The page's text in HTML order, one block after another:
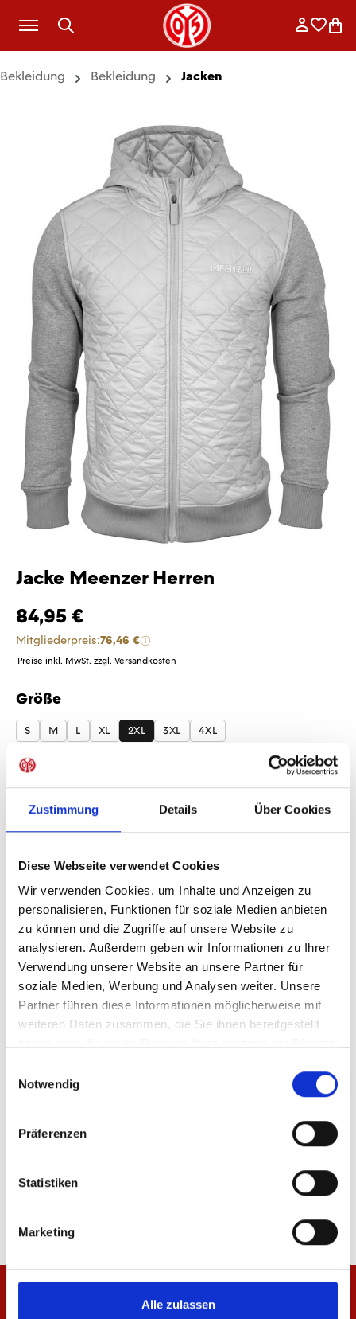
Zustimmung Details Über Cookies
Diese Webseite verwendet Cookies
Wir verwenden Cookies, um Inhalte und Anzeigen zu
personalisieren, Funktionen für soziale Medien anbieten
zu können und die Zugriffe auf unsere Website zu
analysieren. Außerdem geben wir Informationen zu Ihrer
Verwendung unserer Website an unsere Partner für
soziale Medien, Werbung und Analysen weiter. Unsere
Partner führen diese Informationen möglicherweise mit
weiteren Daten zusammen, die Sie ihnen bereitgestellt
Notwendig
Präferenzen
Statistiken
Marketing
Alle zulassen
Zum Hauptinhalt springen
Bekleidung Bekleidung Jacken
Jacke Meenzer Herren
84,95 €
Mitgliederpreis:76,46 €
Preise inkl. MwSt. zzgl. Versandkosten
Größe
auswählen
S M L XL 2XL 3XL 4XL
Produkt Anzahl: Gib den gewünschten
Anzahl
Sofort verfügbar, Lieferzeit: 1-3 Tage
IN DEN WARENKORB
Produktdetails
84,95 €